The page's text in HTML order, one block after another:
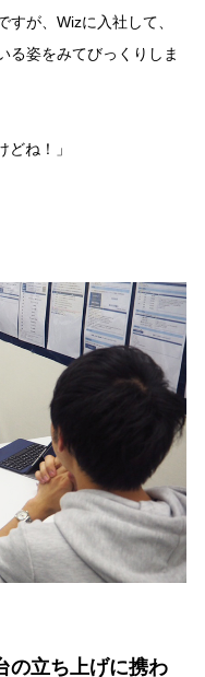
が、Wizに入社して、
る姿をみてびっくりしま
ね！」
の立ち上げに携わ